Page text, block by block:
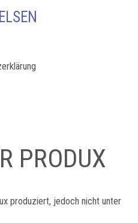
PRODUX
produziert, jedoch nicht unter